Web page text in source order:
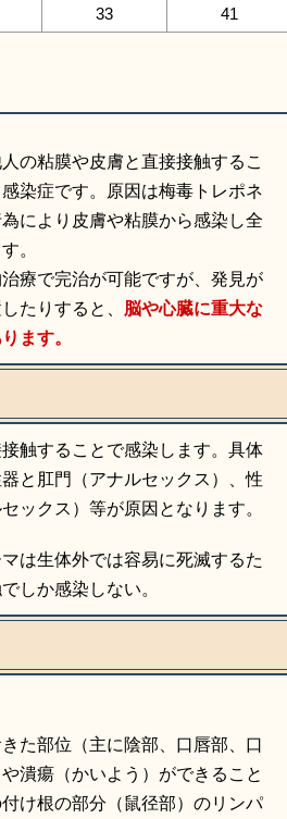
33 41
の粘膜や皮膚と直接接触するこ
染症です。原因は梅毒トレポネ
により皮膚や粘膜から感染し全
。
療で完治が可能ですが、発見が
たりすると、 脳や心臓に重大な
ます。
触することで感染します。具体
と肛門（アナルセックス）、性
ックス）等が原因となります。
は生体外では容易に死滅するた
しか感染しない。
た部位（主に陰部、口唇部、口
潰瘍（かいよう）ができること
け根の部分（鼠径部）のリンパ